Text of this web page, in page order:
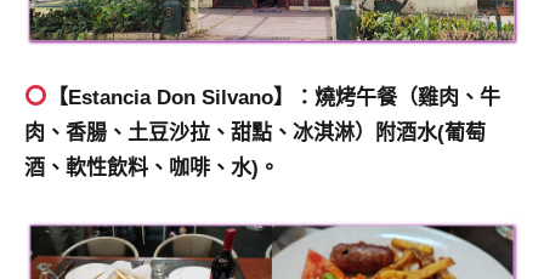
【Estancia Don Silvano】：燒烤午餐（雞肉、牛
肉、香腸、土豆沙拉 、 甜點、冰淇淋）附酒水(葡萄
酒 、 軟性飲料 、 咖啡 、 水)。